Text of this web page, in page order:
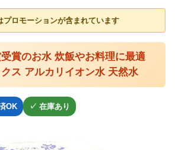
プロモーションが含まれています
賞のお水 炊飯やお料理に最適
ス アルカリイオン水 天然水
OK ✓ 在庫あり